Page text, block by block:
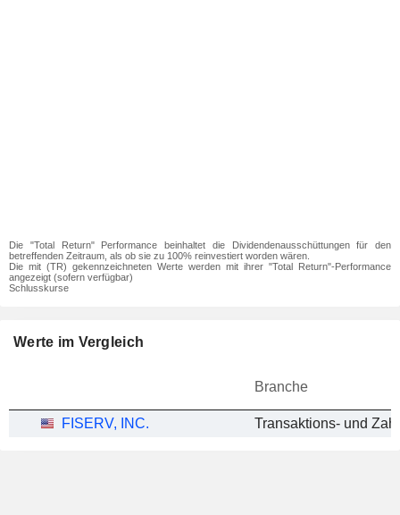
Die "Total Return" Performance beinhaltet die Dividendenausschüttungen für den
betreffenden Zeitraum, als ob sie zu 100% reinvestiert worden wären.
Die mit (TR) gekennzeichneten Werte werden mit ihrer "Total Return"-Performance
angezeigt (sofern verfügbar)
Schlusskurse
Werte im Vergleich
Branche
FISERV, INC.